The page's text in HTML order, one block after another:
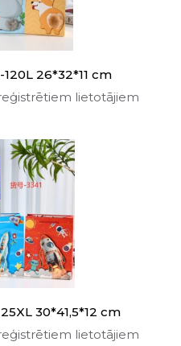
26*32*11 cm
lietotājiem
30*41,5*12 cm
lietotājiem